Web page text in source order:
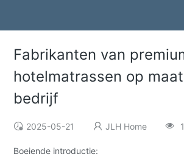
Fabrikanten van
hotelmatrassen op
bedrijf
2025-05-21 JLH Home
Boeiende introductie: